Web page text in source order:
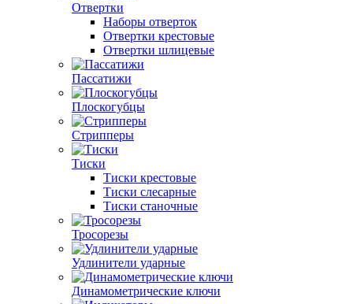
Отвертки
Наборы отверток
Отвертки крестовые
Отвертки шлицевые
Пассатижи
Плоскогубцы
Стрипперы
Тиски
Тиски крестовые
Тиски слесарные
Тиски станочные
Тросорезы
Удлинители ударные
Динамометрические ключи